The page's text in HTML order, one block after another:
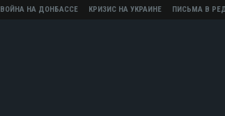
ВОЙНА НА ДОНБАССЕ КРИЗИС НА УКРАИНЕ ПИСЬМА В